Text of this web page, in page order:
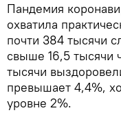
Пандемия
охватила
почти 384 тысячи
свыше 16,5 тысячи
тысячи
превышает 4,4%,
уровне 2%.